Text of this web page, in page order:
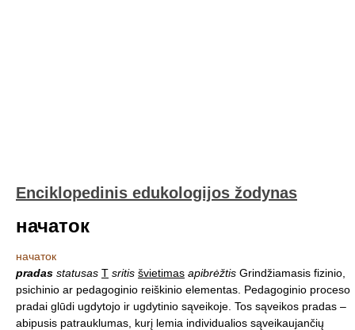
Enciklopedinis edukologijos žodynas
начаток
начаток
pradas statusas T sritis švietimas apibrėžtis Grindžiamasis fizinio,
psichinio ar pedagoginio reiškinio elementas. Pedagoginio proceso
pradai glūdi ugdytojo ir ugdytinio sąveikoje. Tos sąveikos pradas –
abipusis patrauklumas, kurį lemia individualios sąveikaujančių